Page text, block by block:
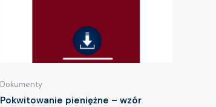
Dokumenty
Pokwitowanie pieniężne – wzór